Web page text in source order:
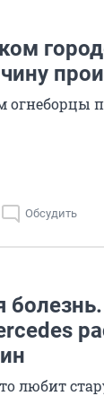
Обсудить
любит